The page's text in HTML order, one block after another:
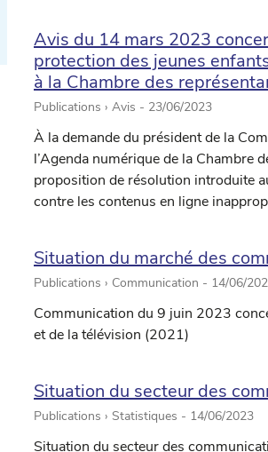
Avis du 14 mars 2023
protection des jeunes
à la Chambre des
Publications › Avis - 23/06/2023
À la demande du président de la
l’Agenda numérique de la Chambre
proposition de résolution introduite
contre les contenus en ligne
Situation du marché des
Publications › Communication - 14/06/
Communication du 9 juin 2023
et de la télévision (2021)
Situation du secteur des
Publications › Statistiques - 14/06/2023
Situation du secteur des